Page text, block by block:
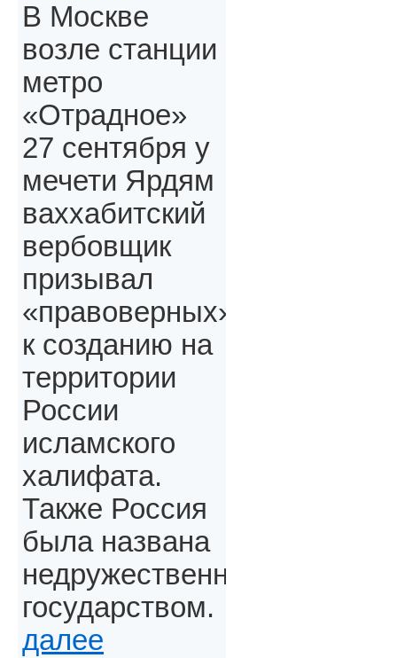
В Москве
возле станции
метро
«Отрадное»
27 сентября у
мечети Ярдям
ваххабитский
вербовщик
призывал
«правоверных»,
к созданию на
территории
России
исламского
халифата.
Также Россия
была названа
недружественным
государством.
далее